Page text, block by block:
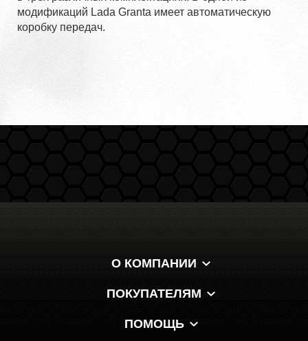
модификаций Lada Granta имеет автоматическую
коробку передач.
О КОМПАНИИ
ПОКУПАТЕЛЯМ
ПОМОЩЬ